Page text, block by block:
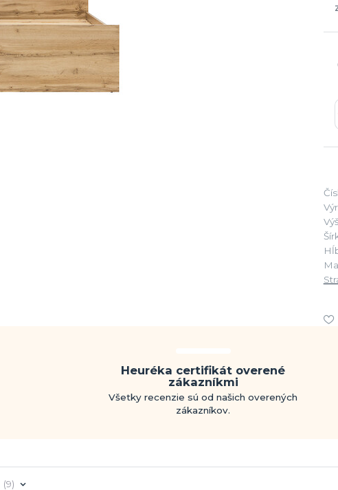
Heuréka certifikát overené
zákazníkmi
Všetky recenzie sú od našich overených
zákazníkov.
9